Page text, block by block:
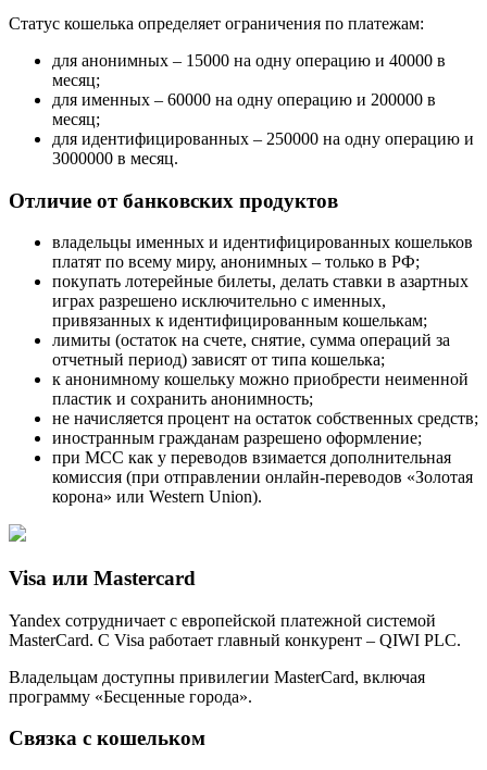
Статус кошелька определяет ограничения по платежам:
для анонимных – 15000 на одну операцию и 40000 в
месяц;
для именных – 60000 на одну операцию и 200000 в
месяц;
для идентифицированных – 250000 на одну операцию и
3000000 в месяц.
Отличие от банковских продуктов
владельцы именных и идентифицированных кошельков
платят по всему миру, анонимных – только в РФ;
покупать лотерейные билеты, делать ставки в азартных
играх разрешено исключительно с именных,
привязанных к идентифицированным кошелькам;
лимиты (остаток на счете, снятие, сумма операций за
отчетный период) зависят от типа кошелька;
к анонимному кошельку можно приобрести неименной
пластик и сохранить анонимность;
не начисляется процент на остаток собственных средств;
иностранным гражданам разрешено оформление;
при МСС как у переводов взимается дополнительная
комиссия (при отправлении онлайн-переводов «Золотая
корона» или Western Union).
Visa или Mastercard
Yandex сотрудничает с европейской платежной системой
MasterCard. С Visa работает главный конкурент – QIWI PLC.
Владельцам доступны привилегии MasterCard, включая
программу «Бесценные города».
Связка с кошельком